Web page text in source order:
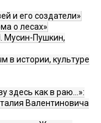
и его создатели»
о лесах»
Мусин-Пушкин,
в истории, культуре
здесь как в раю…»:
Валентиновича